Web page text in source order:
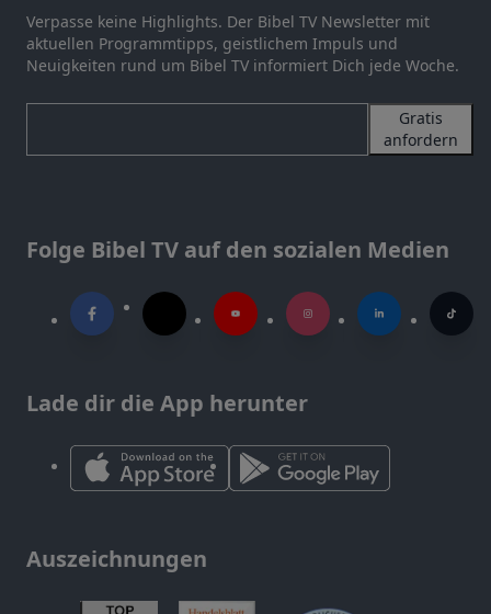
Verpasse keine Highlights. Der Bibel TV Newsletter mit
aktuellen Programmtipps, geistlichem Impuls und
Neuigkeiten rund um Bibel TV informiert Dich jede Woche.
Gratis
anfordern
Folge Bibel TV auf den sozialen Medien
Lade dir die App herunter
Auszeichnungen